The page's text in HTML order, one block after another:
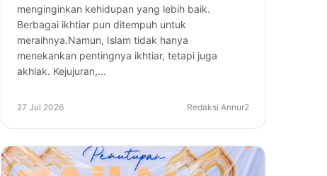
menginginkan kehidupan yang lebih baik.
Berbagai ikhtiar pun ditempuh untuk
meraihnya.Namun, Islam tidak hanya
menekankan pentingnya ikhtiar, tetapi juga
akhlak. Kejujuran,...
27 Jul 2026 Redaksi Annur2